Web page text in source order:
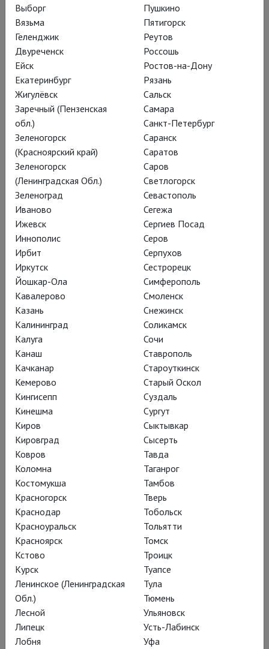
В роли крепостной
актрисы неполных
девятнадцати лет – Ольга
Остроумова, в заглавной
роли крепостного
«художника по
чубчикам» – Дмитрий
Агафонов, артист МТЮЗа,
где Гинкас превращал в
поле спектакля все
пространства – от
«нормальной» большой
сцены до лестниц и
закутков под крышей.
Новая постановка – намодной
нонконформистской площадке
резвится молодой театр «Озеро» и
ставит хитыАнтон Фёдоров.
Спектакль Гинкаса для Пространства
«Внутри» свой – театральной
свободе классика позавидует любой
Выборг
Вязьма
Геленджик
Двуреченск
Ейск
Екатеринбург
Жигулёвск
Заречный (Пензенская
обл.)
Зеленогорск
(Красноярский край)
Зеленогорск
(Ленинградская Обл.)
Зеленоград
Иваново
Ижевск
Иннополис
Ирбит
Иркутск
Йошкар-Ола
Кавалерово
Казань
Калининград
Калуга
Канаш
Качканар
Кемерово
Кингисепп
Кинешма
Киров
Кировград
Ковров
Коломна
Костомукша
Красногорск
Краснодар
Красноуральск
Красноярск
Кстово
Курск
Ленинское (Ленинградская
Обл.)
Лесной
Липецк
Лобня
Пушкино
Пятигорск
Реутов
Россошь
Ростов-на-Дону
Рязань
Сальск
Самара
Санкт-Петербург
Саранск
Саратов
Саров
Светлогорск
Севастополь
Сегежа
Сергиев Посад
Серов
Серпухов
Сестрорецк
Симферополь
Смоленск
Снежинск
Соликамск
Сочи
Ставрополь
Староуткинск
Старый Оскол
Суздаль
Сургут
Сыктывкар
Сысерть
Тавда
Таганрог
Тамбов
Тверь
Тобольск
Тольятти
Томск
Троицк
Туапсе
Тула
Тюмень
Ульяновск
Усть-Лабинск
Уфа